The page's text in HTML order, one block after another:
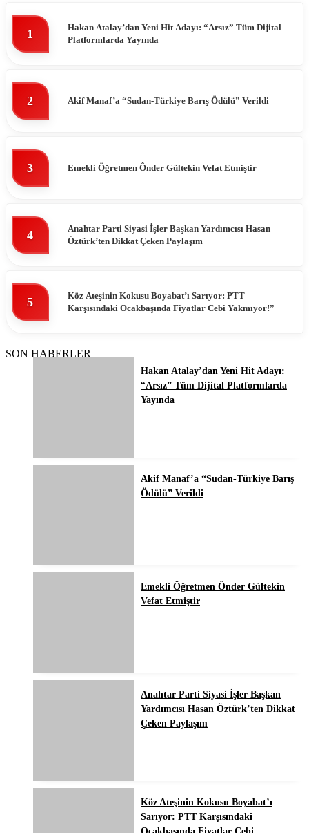
1
Hakan Atalay’dan Yeni Hit Adayı: “Arsız” Tüm Dijital
Platformlarda Yayında
2 Akif Manaf’a “Sudan-Türkiye Barış Ödülü” Verildi
3 Emekli Öğretmen Ônder Gültekin Vefat Etmiştir
4
Anahtar Parti Siyasi İşler Başkan Yardımcısı Hasan
Öztürk’ten Dikkat Çeken Paylaşım
5
Köz Ateşinin Kokusu Boyabat’ı Sarıyor: PTT
Karşısındaki Ocakbaşında Fiyatlar Cebi Yakmıyor!”
SON HABERLER
Hakan Atalay’dan Yeni Hit Adayı:
“Arsız” Tüm Dijital Platformlarda
Yayında
Akif Manaf’a “Sudan-Türkiye Barış
Ödülü” Verildi
Emekli Öğretmen Ônder Gültekin
Vefat Etmiştir
Anahtar Parti Siyasi İşler Başkan
Yardımcısı Hasan Öztürk’ten Dikkat
Çeken Paylaşım
Köz Ateşinin Kokusu Boyabat’ı
Sarıyor: PTT Karşısındaki